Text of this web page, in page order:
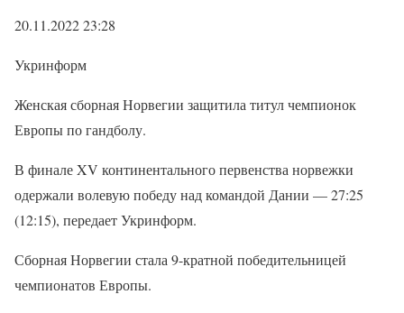
20.11.2022 23:28
Укринформ
Женская сборная Норвегии защитила титул чемпионок
Европы по гандболу.
В финале XV континентального первенства норвежки
одержали волевую победу над командой Дании — 27:25
(12:15), передает Укринформ.
Сборная Норвегии стала 9-кратной победительницей
чемпионатов Европы.